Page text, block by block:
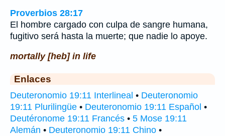
Proverbios 28:17
El hombre cargado con culpa de sangre humana,
fugitivo será hasta la muerte; que nadie lo apoye.
mortally [heb] in life
Enlaces
Deuteronomio 19:11 Interlineal • Deuteronomio
19:11 Plurilingüe • Deuteronomio 19:11 Español •
Deutéronome 19:11 Francés • 5 Mose 19:11
Alemán • Deuteronomio 19:11 Chino •